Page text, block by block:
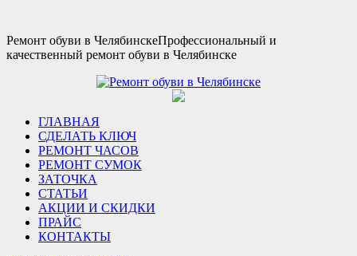
Ремонт обуви в ЧелябинскеПрофессиональный и
качественный ремонт обуви в Челябинске
ГЛАВНАЯ
СДЕЛАТЬ КЛЮЧ
РЕМОНТ ЧАСОВ
РЕМОНТ СУМОК
ЗАТОЧКА
СТАТЬИ
АКЦИИ И СКИДКИ
ПРАЙС
КОНТАКТЫ